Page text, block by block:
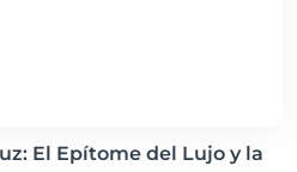
El Epítome del Lujo y la